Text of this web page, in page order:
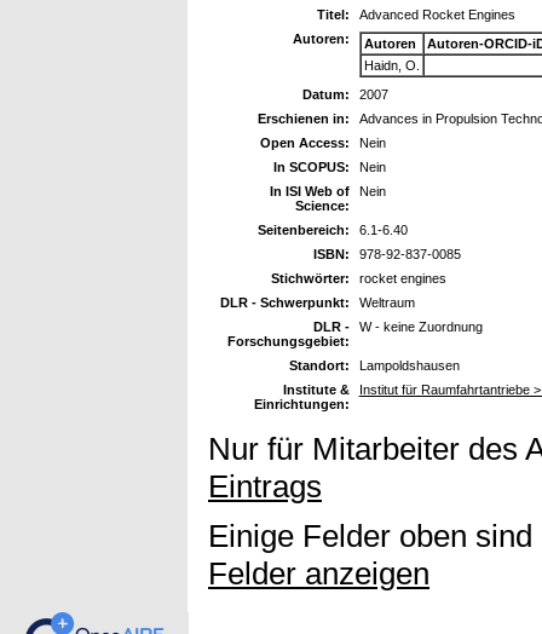
Titel:
Advanced Rocket Engines
Autoren:
Autoren
Autoren-ORCID-
Haidn, O.
Datum:
2007
Erschienen in:
Advances in Propulsion
Open Access:
Nein
In SCOPUS:
Nein
In ISI Web of
Science:
Nein
Seitenbereich:
6.1-6.40
ISBN:
978-92-837-0085
Stichwörter:
rocket engines
DLR - Schwerpunkt:
Weltraum
DLR -
Forschungsgebiet:
W - keine Zuordnung
Standort:
Lampoldshausen
Institute &
Einrichtungen:
Institut für Raumfahrtantriebe
Nur für Mitarbeiter des
Eintrags
Einige Felder oben
Felder anzeigen